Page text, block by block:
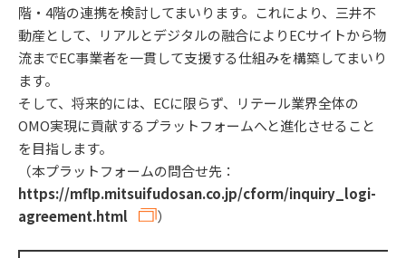
階・4階の連携を検討してまいります。これにより、三井不
動産として、リアルとデジタルの融合によりECサイトから物
流までEC事業者を一貫して支援する仕組みを構築してまいり
ます。
そして、将来的には、ECに限らず、リテール業界全体の
OMO実現に貢献するプラットフォームへと進化させること
を目指します。
（本プラットフォームの問合せ先：
https://mflp.mitsuifudosan.co.jp/cform/inquiry_logi-
agreement.html
）